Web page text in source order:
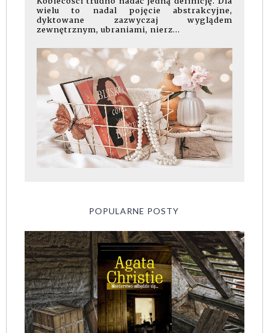
wielu to nadal pojęcie abstrakcyjne,
dyktowane zazwyczaj wyglądem
zewnętrznym, ubraniami, nierz...
POPULARNE POSTY